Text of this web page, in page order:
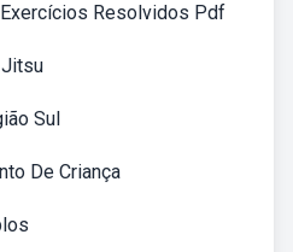
Resolvidos Pdf
Sul
De Criança